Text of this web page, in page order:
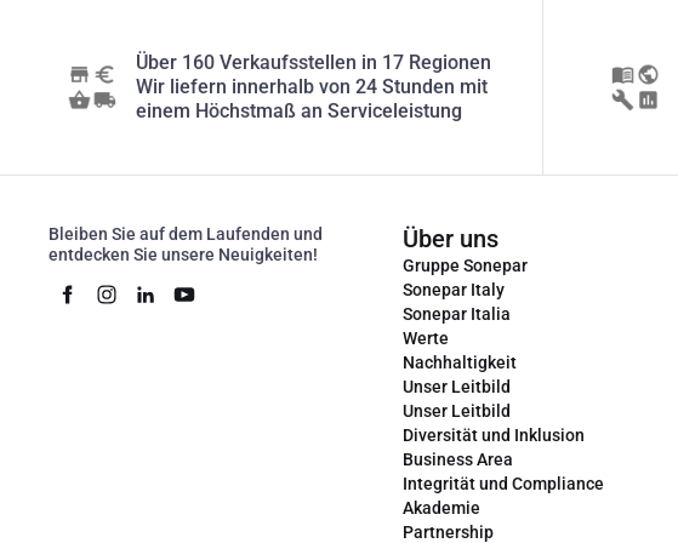
Über 160 Verkaufsstellen in 17 Regionen
Wir liefern innerhalb von 24 Stunden mit
einem Höchstmaß an Serviceleistung
Bleiben Sie auf dem Laufenden und
entdecken Sie unsere Neuigkeiten!
Über uns
Gruppe Sonepar
Sonepar Italy
Sonepar Italia
Werte
Nachhaltigkeit
Unser Leitbild
Unser Leitbild
Diversität und Inklusion
Business Area
Integrität und Compliance
Akademie
Partnership